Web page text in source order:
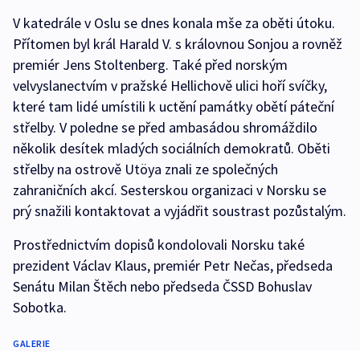
V katedrále v Oslu se dnes konala mše za oběti útoku.
Přítomen byl král Harald V. s královnou Sonjou a rovněž
premiér Jens Stoltenberg. Také před norským
velvyslanectvím v pražské Hellichově ulici hoří svíčky,
které tam lidé umístili k uctění památky obětí páteční
střelby. V poledne se před ambasádou shromáždilo
několik desítek mladých sociálních demokratů. Oběti
střelby na ostrově Utöya znali ze společných
zahraničních akcí. Sesterskou organizaci v Norsku se
prý snažili kontaktovat a vyjádřit soustrast pozůstalým.
Prostřednictvím dopisů kondolovali Norsku také
prezident Václav Klaus, premiér Petr Nečas, předseda
Senátu Milan Štěch nebo předseda ČSSD Bohuslav
Sobotka.
GALERIE